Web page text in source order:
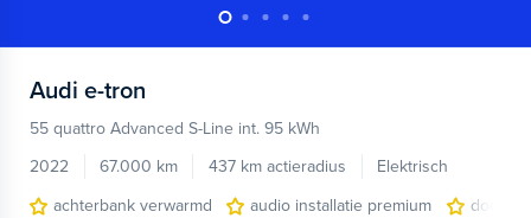
Audi e-tron
55 quattro Advanced S-Line int. 95 kWh
2022
67.000 km 437 km actieradius
Elektrisch
achterbank verwarmd
audio installatie premium